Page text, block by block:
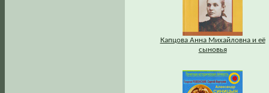
Капцова Анна Михайловна и её
сыновья